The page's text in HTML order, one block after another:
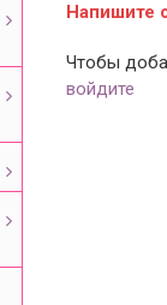
Напишите
Чтобы
войдите